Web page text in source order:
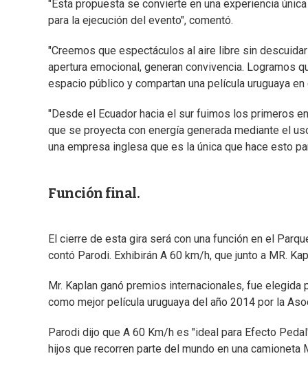
"Esta propuesta se convierte en una experiencia
para la ejecución del evento", comentó.
"Creemos que espectáculos al aire libre sin
apertura emocional, generan convivencia.
espacio público y compartan una película uruguaya
"Desde el Ecuador hacia el sur fuimos los primeros
que se proyecta con energía generada mediante el
una empresa inglesa que es la única que hace esto
Función final.
El cierre de esta gira será con una función en el
contó Parodi. Exhibirán A 60 km/h, que junto a MR.
Mr. Kaplan ganó premios internacionales, fue
como mejor película uruguaya del año 2014 por la
Parodi dijo que A 60 Km/h es "ideal para Efecto
hijos que recorren parte del mundo en una camioneta